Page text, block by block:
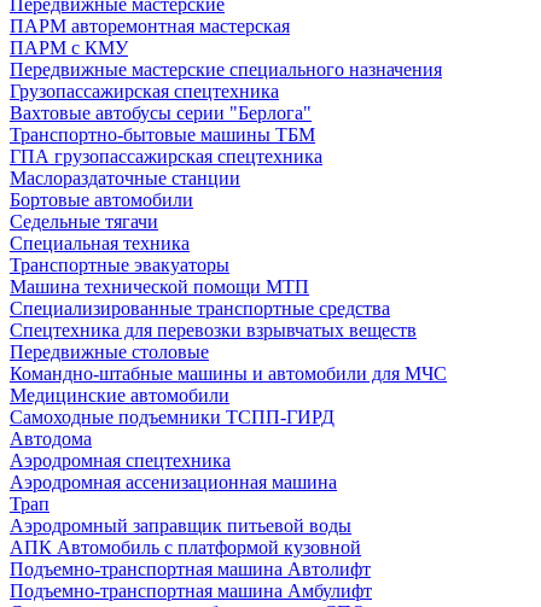
Передвижные мастерские
ПАРМ авторемонтная мастерская
ПАРМ с КМУ
Передвижные мастерские специального назначения
Грузопассажирская спецтехника
Вахтовые автобусы серии "Берлога"
Транспортно-бытовые машины ТБМ
ГПА грузопассажирская спецтехника
Маслораздаточные станции
Бортовые автомобили
Седельные тягачи
Специальная техника
Транспортные эвакуаторы
Машина технической помощи МТП
Специализированные транспортные средства
Спецтехника для перевозки взрывчатых веществ
Передвижные столовые
Командно-штабные машины и автомобили для МЧС
Медицинские автомобили
Самоходные подъемники ТСПП-ГИРД
Автодома
Аэродромная спецтехника
Аэродромная ассенизационная машина
Трап
Аэродромный заправщик питьевой воды
АПК Автомобиль с платформой кузовной
Подъемно-транспортная машина Автолифт
Подъемно-транспортная машина Амбулифт